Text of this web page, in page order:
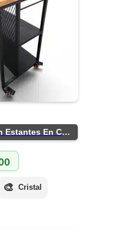
Barra Desayunador Con Estantes En Chapa
🎨 Cristal